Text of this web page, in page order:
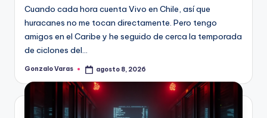
Cuando cada hora cuenta Vivo en Chile, así que
huracanes no me tocan directamente. Pero tengo
amigos en el Caribe y he seguido de cerca la temporada
de ciclones del…
Publicado
Gonzalo Varas agosto 8, 2026